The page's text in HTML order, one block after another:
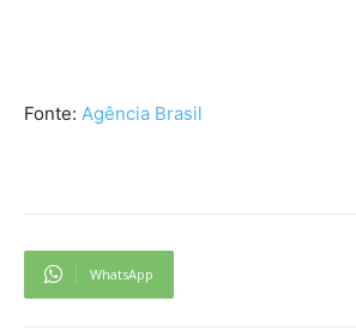
Fonte: Agência Brasil
WhatsApp